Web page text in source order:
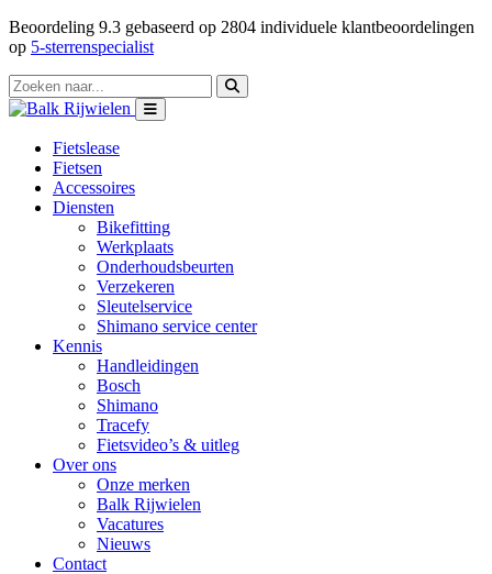
Beoordeling 9.3 gebaseerd op 2804 individuele klantbeoordelingen
op 5-sterrenspecialist
Fietslease
Fietsen
Accessoires
Diensten
Bikefitting
Werkplaats
Onderhoudsbeurten
Verzekeren
Sleutelservice
Shimano service center
Kennis
Handleidingen
Bosch
Shimano
Tracefy
Fietsvideo’s & uitleg
Over ons
Onze merken
Balk Rijwielen
Vacatures
Nieuws
Contact